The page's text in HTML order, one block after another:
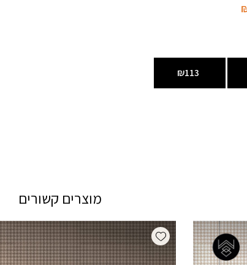
₪113
מוצרים קשורים
Add wishlist